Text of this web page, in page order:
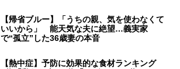
【帰省ブルー】「うちの親、気を使わなくて
いいから」 能天気な夫に絶望…義実家
で“孤立”した36歳妻の本音
【熱中症】予防に効果的な食材ランキング